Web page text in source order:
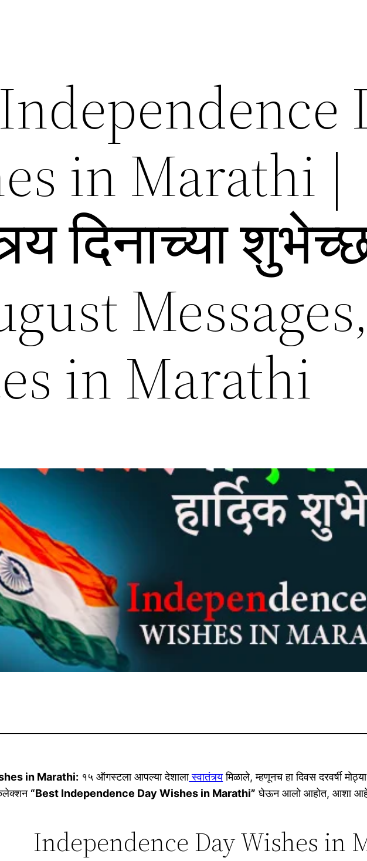
in Marathi |
दिनाच्या
in Marathi
in Marathi: १५ ऑगस्टला आपल्या देशालास्वातंत्र्यमिळाले, म्हणूनच हा दिवस दरवर्षी
कलेक्शन “Best Independence Day Wishes in Marathi” घेऊन आलो आहोत, आशा आहे
Independence Day Wishes in